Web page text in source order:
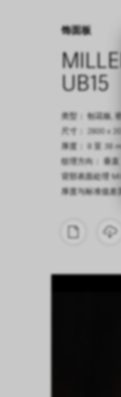
饰面板
UB15
类型： 刨花板,
尺寸： 2800 x
厚度： 8 至 38
纹理方向： 垂直
背部表面处理
厚度与标准值差